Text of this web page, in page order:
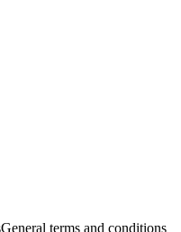
General terms and conditions